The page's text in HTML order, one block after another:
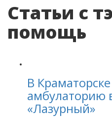
Статьи с
помощь
В
амбулаторию
«Лазурный»